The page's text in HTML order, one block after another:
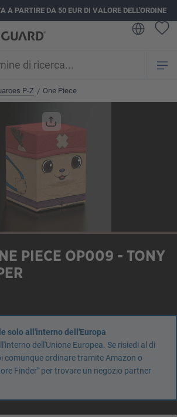
A PARTIRE DA 50 EUR DI VALORE DELL'ORDINE
P-Z / One Piece
PIECE OP009 - TONY
solo all'interno dell'Europa
dell'Unione Europea. Se risiedi al di
comunque ordinare tramite Amazon o
Finder" per trovare un negozio partner